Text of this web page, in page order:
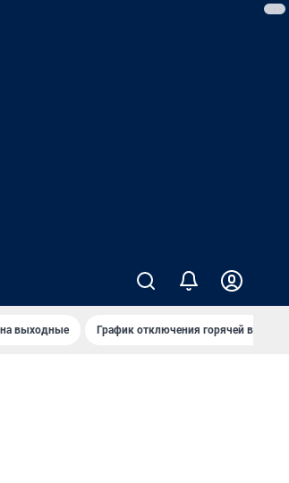
выходные График отключения горячей воды в